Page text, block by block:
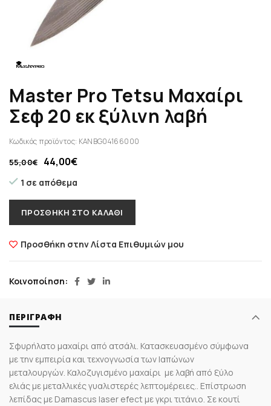
Master Pro Tetsu Mαχαίρι
Σεφ 20 εκ ξύλινη λαβή
Κωδικός προϊόντος: KANBG04166000
55,00€ 44,00€
1 σε απόθεμα
ΠΡΟΣΘΉΚΗ ΣΤΟ ΚΑΛΆΘΙ
Προσθήκη στην Λίστα Επιθυμιών μου
Κοινοποίηση
ΠΕΡΙΓΡΑΦΉ
Σφυρήλατο μαχαίρι από ατσάλι. Κατασκευασμένο σύμφωνα
με την εμπειρία και τεχνογνωσία των Ιαπώνων
μεταλουργών. Καλοζυγισμένο μαχαίρι με λαβή από ξύλο
ελιάς με μεταλλικές γυαλιστερές λεπτομέρειες.. Επίστρωση
λεπίδας με Damascus laser efect με γκρι τιτάνιο. Σε κουτί